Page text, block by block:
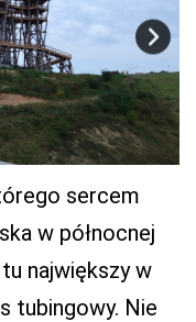
sercem
w północnej
największy w
tubingowy. Nie